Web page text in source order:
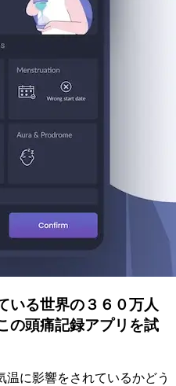
いる世界の３６０万人
の頭痛記録アプリを試
に影響をされているかどう